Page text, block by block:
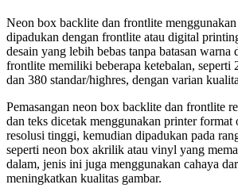
Neon box backlite dan frontlite
dipadukan dengan frontlite atau digital
desain yang lebih bebas tanpa batasan warna
frontlite memiliki beberapa ketebalan, seperti
dan 380 standar/highres, dengan varian
Pemasangan neon box backlite dan frontlite
dan teks dicetak menggunakan printer format
resolusi tinggi, kemudian dipadukan pada
seperti neon box akrilik atau vinyl yang
dalam, jenis ini juga menggunakan cahaya
meningkatkan kualitas gambar.